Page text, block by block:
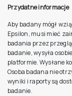
Przydatne informacje
Aby badany mógł
Epsilon, musi mieć
badania przez
badanie, wysyła
platformie. Wysłane
Osoba badana nie
wyniki i raporty są
badanie.